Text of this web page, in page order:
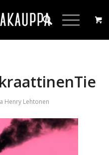
Henry Lehtonen